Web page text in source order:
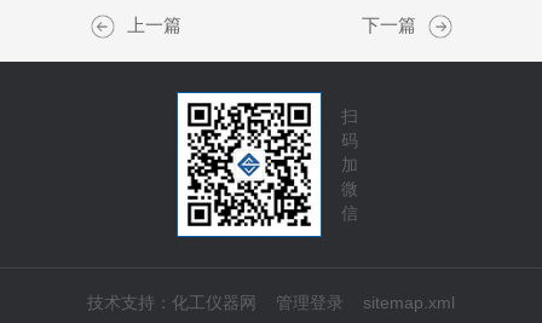
上一篇 下一篇
扫
码
加
微
信
技术支持： 化工仪器网 管理登录 sitemap.xml